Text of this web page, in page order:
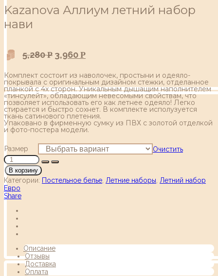
Kazanova Аллиум летний набор
нави
5,280Р 3,960 Р
Комплект состоит из наволочек, простыни и одеяло-
покрывала с оригинальным дизайном стежки, отделанное
планкой с 4х сторон. Уникальным дышащим наполнителем
«тинсулейт», обладающим невесомыми свойствам, что
позволяет использовать его как летнее одеяло! Легко
стирается и быстро сохнет. В комплекте исполузуется
ткань сатинового плетения.
Упаковано в фирменную сумку из ПВХ c золотой отделкой
и фото-постера модели.
Размер Очистить
В корзину
Категории: Постельное белье Летние наборы Летний набор
Евро
Share
Описание
Отзывы
Доставка
Оплата